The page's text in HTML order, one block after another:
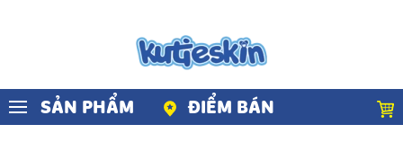
Skip to main content
SẢN PHẨM ĐIỂM BÁN